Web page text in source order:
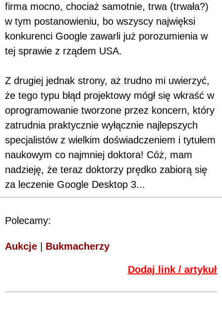
firma mocno, chociaż samotnie, trwa (trwała?)
w tym postanowieniu, bo wszyscy najwięksi
konkurenci Google zawarli już porozumienia w
tej sprawie z rządem USA.
Z drugiej jednak strony, aż trudno mi uwierzyć,
że tego typu błąd projektowy mógł się wkraść w
oprogramowanie tworzone przez koncern, który
zatrudnia praktycznie wyłącznie najlepszych
specjalistów z wielkim doświadczeniem i tytułem
naukowym co najmniej doktora! Cóż, mam
nadzieję, że teraz doktorzy prędko zabiorą się
za leczenie Google Desktop 3...
Polecamy:
Aukcje Bukmacherzy
Dodaj link / artykuł